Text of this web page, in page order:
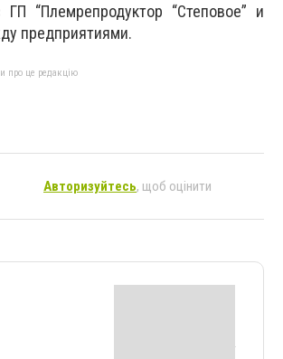
“Племрепродуктор “Степовое” и
предприятиями.
про це редакцію
Авторизуйтесь, щоб оцінити